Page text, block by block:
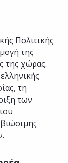
Πολιτικής
της
της χώρας.
τη
των